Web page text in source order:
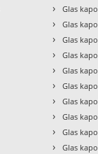
› Glas
› Glas
› Glas
› Glas
› Glas
› Glas
› Glas
› Glas
› Glas
› Glas